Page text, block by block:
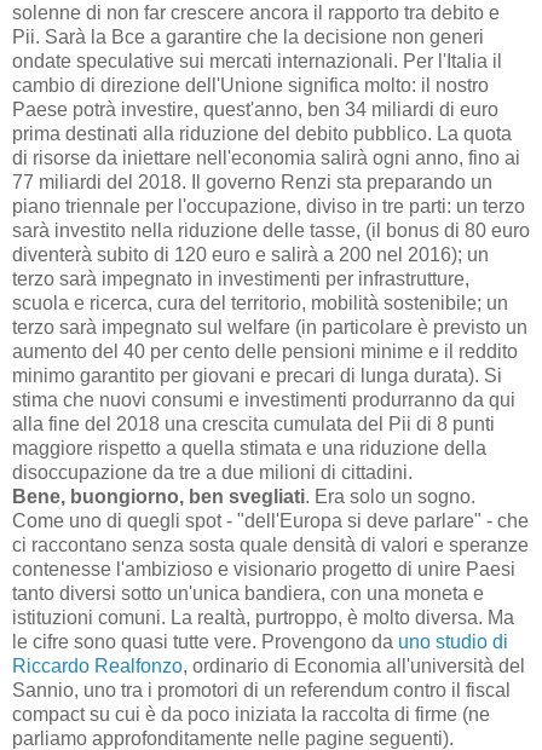
solenne di non far crescere ancora il rapporto tra debito e
Pii. Sarà la Bce a garantire che la decisione non generi
ondate speculative sui mercati internazionali. Per l'Italia il
cambio di direzione dell'Unione significa molto: il nostro
Paese potrà investire, quest'anno, ben 34 miliardi di euro
prima destinati alla riduzione del debito pubblico. La quota
di risorse da iniettare nell'economia salirà ogni anno, fino ai
77 miliardi del 2018. Il governo Renzi sta preparando un
piano triennale per l'occupazione, diviso in tre parti: un terzo
sarà investito nella riduzione delle tasse, (il bonus di 80 euro
diventerà subito di 120 euro e salirà a 200 nel 2016); un
terzo sarà impegnato in investimenti per infrastrutture,
scuola e ricerca, cura del territorio, mobilità sostenibile; un
terzo sarà impegnato sul welfare (in particolare è previsto un
aumento del 40 per cento delle pensioni minime e il reddito
minimo garantito per giovani e precari di lunga durata). Si
stima che nuovi consumi e investimenti produrranno da qui
alla fine del 2018 una crescita cumulata del Pii di 8 punti
maggiore rispetto a quella stimata e una riduzione della
disoccupazione da tre a due milioni di cittadini.
Bene, buongiorno, ben svegliati. Era solo un sogno.
Come uno di quegli spot - "dell'Europa si deve parlare" - che
ci raccontano senza sosta quale densità di valori e speranze
contenesse l'ambizioso e visionario progetto di unire Paesi
tanto diversi sotto un'unica bandiera, con una moneta e
istituzioni comuni. La realtà, purtroppo, è molto diversa. Ma
le cifre sono quasi tutte vere. Provengono da uno studio di
Riccardo Realfonzo, ordinario di Economia all'università del
Sannio, uno tra i promotori di un referendum contro il fiscal
compact su cui è da poco iniziata la raccolta di firme (ne
parliamo approfonditamente nelle pagine seguenti).